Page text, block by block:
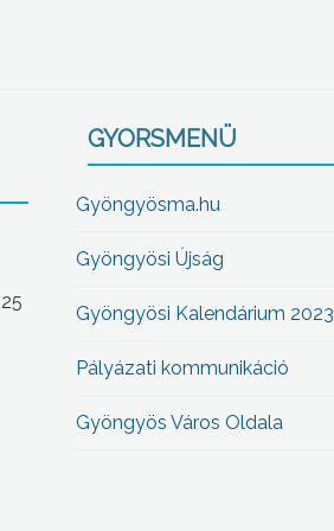
GYORSMENÜ
Gyöngyösma.hu
Gyöngyösi Újság
Gyöngyösi Kalendárium 2023
Pályázati kommunikáció
Gyöngyös Város Oldala